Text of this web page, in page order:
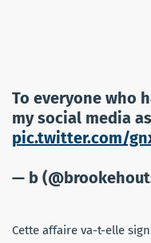
To everyone who
my social media
pic.twitter.com/
— b
Cette affaire va-t-elle